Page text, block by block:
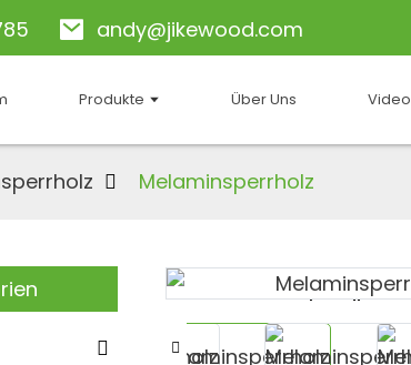
andy@jikewood.com
Produkte Über Uns Video
Melaminsperrholz
Loading...
Loading...